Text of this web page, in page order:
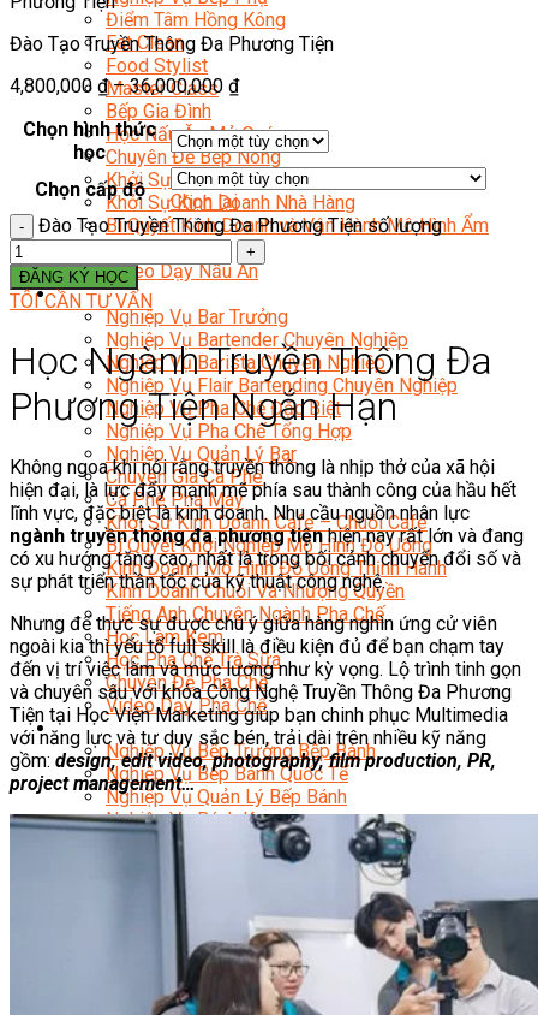
Điểm Tâm Hồng Kông
Eat Clean
Food Stylist
Master Class
Bếp Gia Đình
Học Nấu Ăn Mở Quán
Chuyên Đề Bếp Nóng
Khởi Sự Kinh Doanh Ngành F&B
Khởi Sự Kinh Doanh Nhà Hàng
Bí Quyết Kinh Doanh và Vận Hành Mô Hình Ẩm
Thực
Video Dạy Nấu Ăn
Pha Chế
Nghiệp Vụ Bar Trưởng
Nghiệp Vụ Bartender Chuyên Nghiệp
Nghiệp Vụ Barista Chuyên Nghiệp
Nghiệp Vụ Flair Bartending Chuyên Nghiệp
Nghiệp Vụ Pha Chế Đặc Biệt
Nghiệp Vụ Pha Chế Tổng Hợp
Nghiệp Vụ Quản Lý Bar
Chuyên Gia Cà Phê
Cà Phê Pha Máy
Khởi Sự Kinh Doanh Cafe – Chuỗi Cafe
Bí Quyết Khởi Nghiệp Mô Hình Đồ Uống
Kinh Doanh Mô Hình Đồ Uống Thịnh Hành
Kinh Doanh Chuỗi Và Nhượng Quyền
Tiếng Anh Chuyên Ngành Pha Chế
Học Làm Kem
Học Pha Chế Trà Sữa
Chuyên Đề Pha Chế
Video Dạy Pha Chế
Làm Bánh
Nghiệp Vụ Bếp Trưởng Bếp Bánh
Nghiệp Vụ Bếp Bánh Quốc Tế
Nghiệp Vụ Quản Lý Bếp Bánh
Nghiệp Vụ Bánh Kem
Bánh Việt
Bánh Nhật
Bánh Mì Nâng Cao
Bánh Đài Loan
Bánh Ngắn Hạn
Bánh Kinh Doanh
Handmade Mini Cake
Master Class
Đào Tạo Truyền Thông Đa Phương Tiện
4,800,000 ₫–36,000,000 ₫
Chọn hình thức
học
Chọn cấp độ
Chọn lại
Đào Tạo Truyền Thông Đa Phương Tiện số lượng
ĐĂNG KÝ HỌC
TÔI CẦN TƯ VẤN
Học Ngành Truyền Thông Đa
Phương Tiện Ngắn Hạn
Không ngoa khi nói rằng truyền thông là nhịp thở của xã hội
hiện đại, là lực đẩy mạnh mẽ phía sau thành công của hầu hết
lĩnh vực, đặc biệt là kinh doanh. Nhu cầu nguồn nhân lực
ngành truyền thông đa phương tiệnhiện nay rất lớn và đang
có xu hướng tăng cao, nhất là trong bối cảnh chuyển đổi số và
sự phát triển thần tốc của kỹ thuật công nghệ.
Nhưng để thực sự được chú ý giữa hàng nghìn ứng cử viên
ngoài kia thì yếu tố full skill là điều kiện đủ để bạn chạm tay
đến vị trí việc làm và mức lương như kỳ vọng. Lộ trình tinh gọn
và chuyên sâu với khóa Công Nghệ Truyền Thông Đa Phương
Tiện tại Học Viện Marketing giúp bạn chinh phục Multimedia
với năng lực và tư duy sắc bén, trải dài trên nhiều kỹ năng
gồm: design, edit video, photography, film production, PR,
project management…